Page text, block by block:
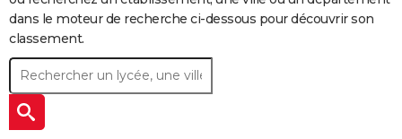
Essais
Réserver un essai
Citadines
Berlines
SUV
Forum auto
+
HIGH-TECH
BRICOLAGE
Forum
Aménagement intérieur
Extérieur
Cuisine
Salle de bains
Jardinage
Rangement
+WEEK-END
Guides de France
Escapades
Patrimoine
Expositions
Musées
Week-end nature
+
LIFESTYLE
dans le moteur de recherche ci-dessous pour découvrir son
classement.